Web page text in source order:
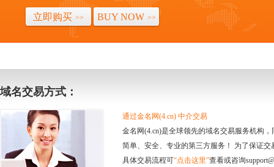
立即购买 >> BUY NOW >>
域名交易方式：
通过金名网(4.cn) 中介交易
金名网(4.cn)是全球领先的域名交易服务机构
简单、安全、专业的第三方服务！ 为了保证
具体交易流程可“点击这里”查看或咨询